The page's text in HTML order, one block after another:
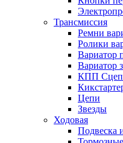
Трансмиссия
Ремни
Ролики
Вариатор
Вариатор
КПП
Цепи
Звезды
Ходовая
Подвеска